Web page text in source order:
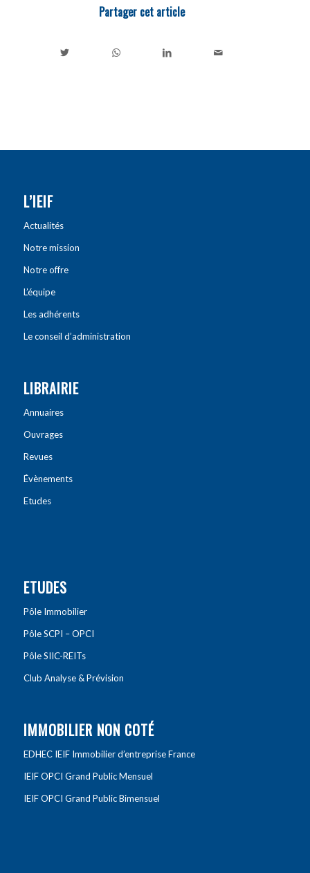
Partager cet article
L’IEIF
Actualités
Notre mission
Notre offre
L’équipe
Les adhérents
Le conseil d’administration
LIBRAIRIE
Annuaires
Ouvrages
Revues
Évènements
Etudes
ETUDES
Pôle Immobilier
Pôle SCPI – OPCI
Pôle SIIC-REITs
Club Analyse & Prévision
IMMOBILIER NON COTÉ
EDHEC IEIF Immobilier d’entreprise France
IEIF OPCI Grand Public Mensuel
IEIF OPCI Grand Public Bimensuel